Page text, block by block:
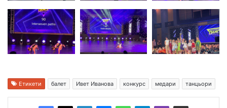
Етикети балет Ивет Иванова конкурс медари танцьори